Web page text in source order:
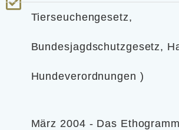
Tierseuchengesetz,
Bundesjagdschutzgesetz,
Hundeverordnungen )
März 2004 - Das